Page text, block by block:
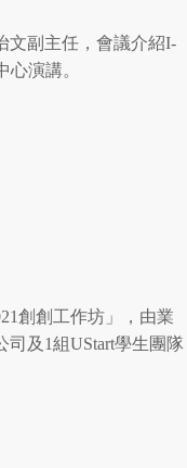
文副主任，會議介紹I-
演講。
創創工作坊」，由業
及1組UStart學生團隊